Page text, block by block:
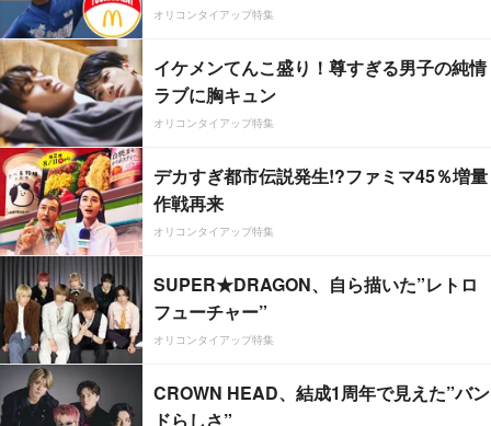
オリコンタイアップ特集
イケメンてんこ盛り！尊すぎる男子の純情
ラブに胸キュン
オリコンタイアップ特集
デカすぎ都市伝説発生!?ファミマ45％増量
作戦再来
オリコンタイアップ特集
SUPER★DRAGON、自ら描いた”レトロ
フューチャー”
オリコンタイアップ特集
CROWN HEAD、結成1周年で見えた”バン
ドらしさ”